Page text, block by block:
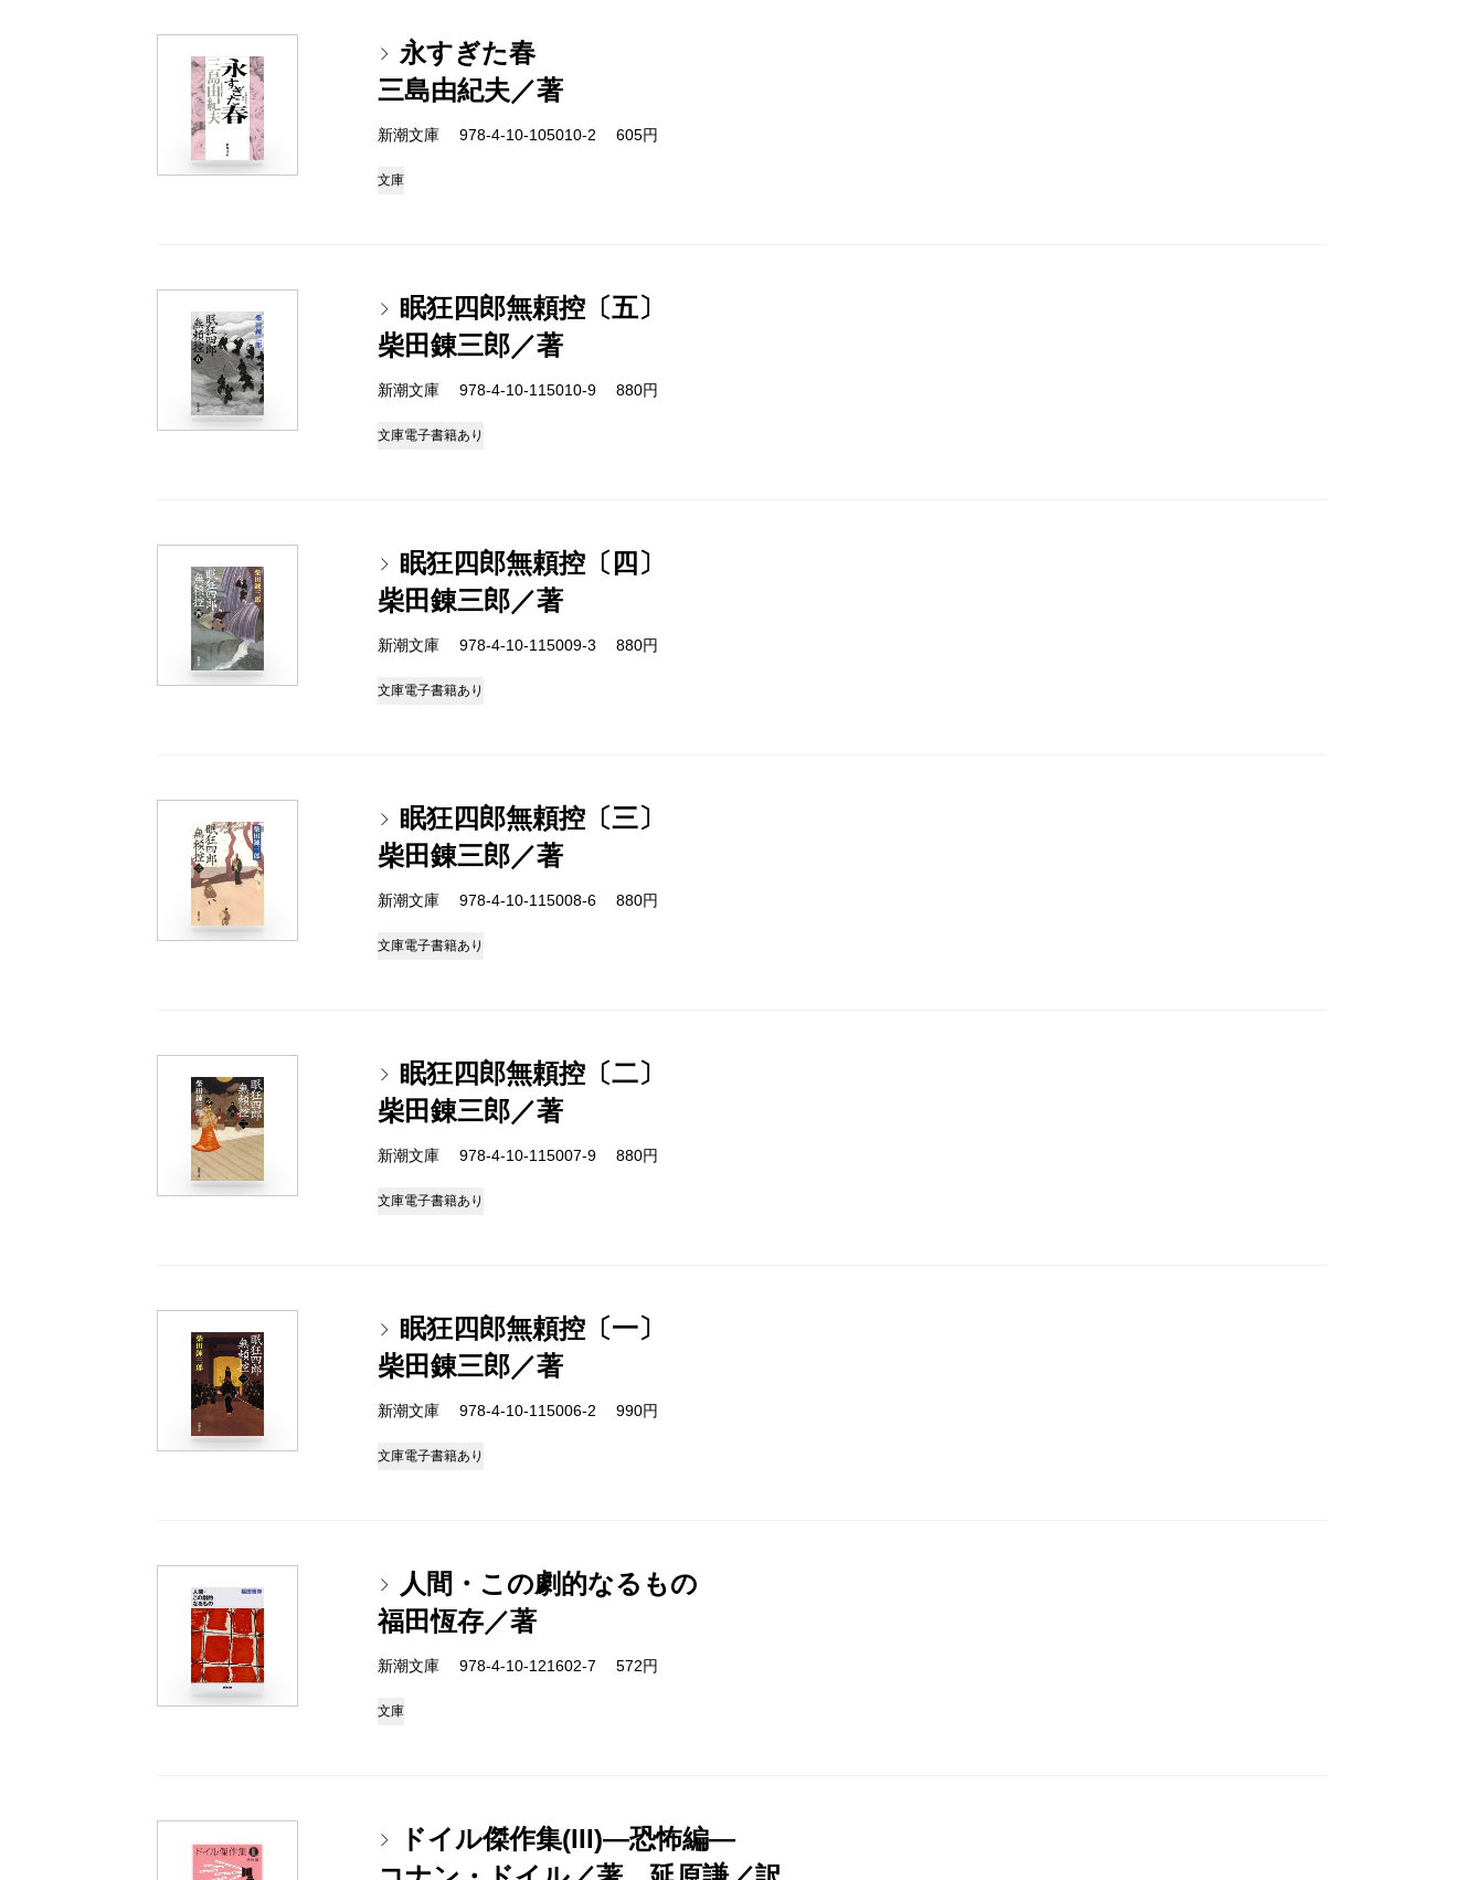
永すぎた春
三島由紀夫／著
新潮文庫 978-4-10-105010-2 605円
文庫
眠狂四郎無頼控〔五〕
柴田錬三郎／著
新潮文庫 978-4-10-115010-9 880円
文庫電子書籍あり
眠狂四郎無頼控〔四〕
柴田錬三郎／著
新潮文庫 978-4-10-115009-3 880円
文庫電子書籍あり
眠狂四郎無頼控〔三〕
柴田錬三郎／著
新潮文庫 978-4-10-115008-6 880円
文庫電子書籍あり
眠狂四郎無頼控〔二〕
柴田錬三郎／著
新潮文庫 978-4-10-115007-9 880円
文庫電子書籍あり
眠狂四郎無頼控〔一〕
柴田錬三郎／著
新潮文庫 978-4-10-115006-2 990円
文庫電子書籍あり
人間・この劇的なるもの
福田恆存／著
新潮文庫 978-4-10-121602-7 572円
文庫
ドイル傑作集(III)―恐怖編―